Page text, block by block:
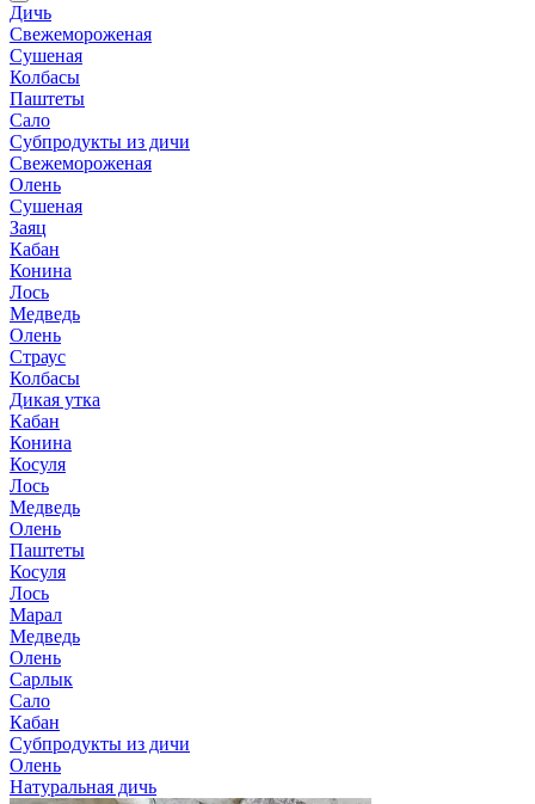
Дичь
Свежемороженая
Сушеная
Колбасы
Паштеты
Сало
Субпродукты из дичи
Свежемороженая
Олень
Сушеная
Заяц
Кабан
Конина
Лось
Медведь
Олень
Страус
Колбасы
Дикая утка
Кабан
Конина
Косуля
Лось
Медведь
Олень
Паштеты
Косуля
Лось
Марал
Медведь
Олень
Сарлык
Сало
Кабан
Субпродукты из дичи
Олень
Натуральная дичь